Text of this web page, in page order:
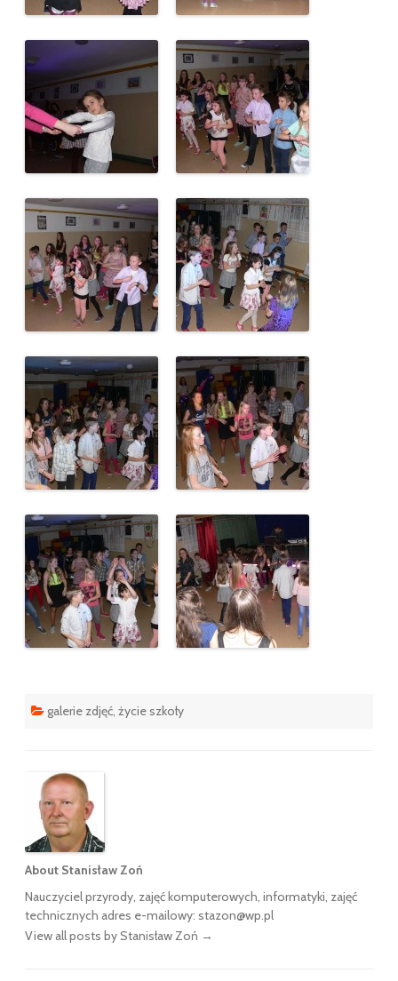
galerie zdjęć życie szkoły
About Stanisław Zoń
Nauczyciel przyrody, zajęć komputerowych, informatyki, zajęć
technicznych adres e-mailowy: stazon@wp.pl
View all posts by Stanisław Zoń →